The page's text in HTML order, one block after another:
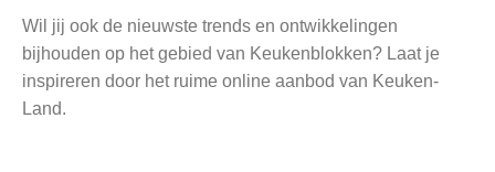
Wil jij ook de nieuwste trends en ontwikkelingen
bijhouden op het gebied van Keukenblokken? Laat je
inspireren door het ruime online aanbod van Keuken-
Land.